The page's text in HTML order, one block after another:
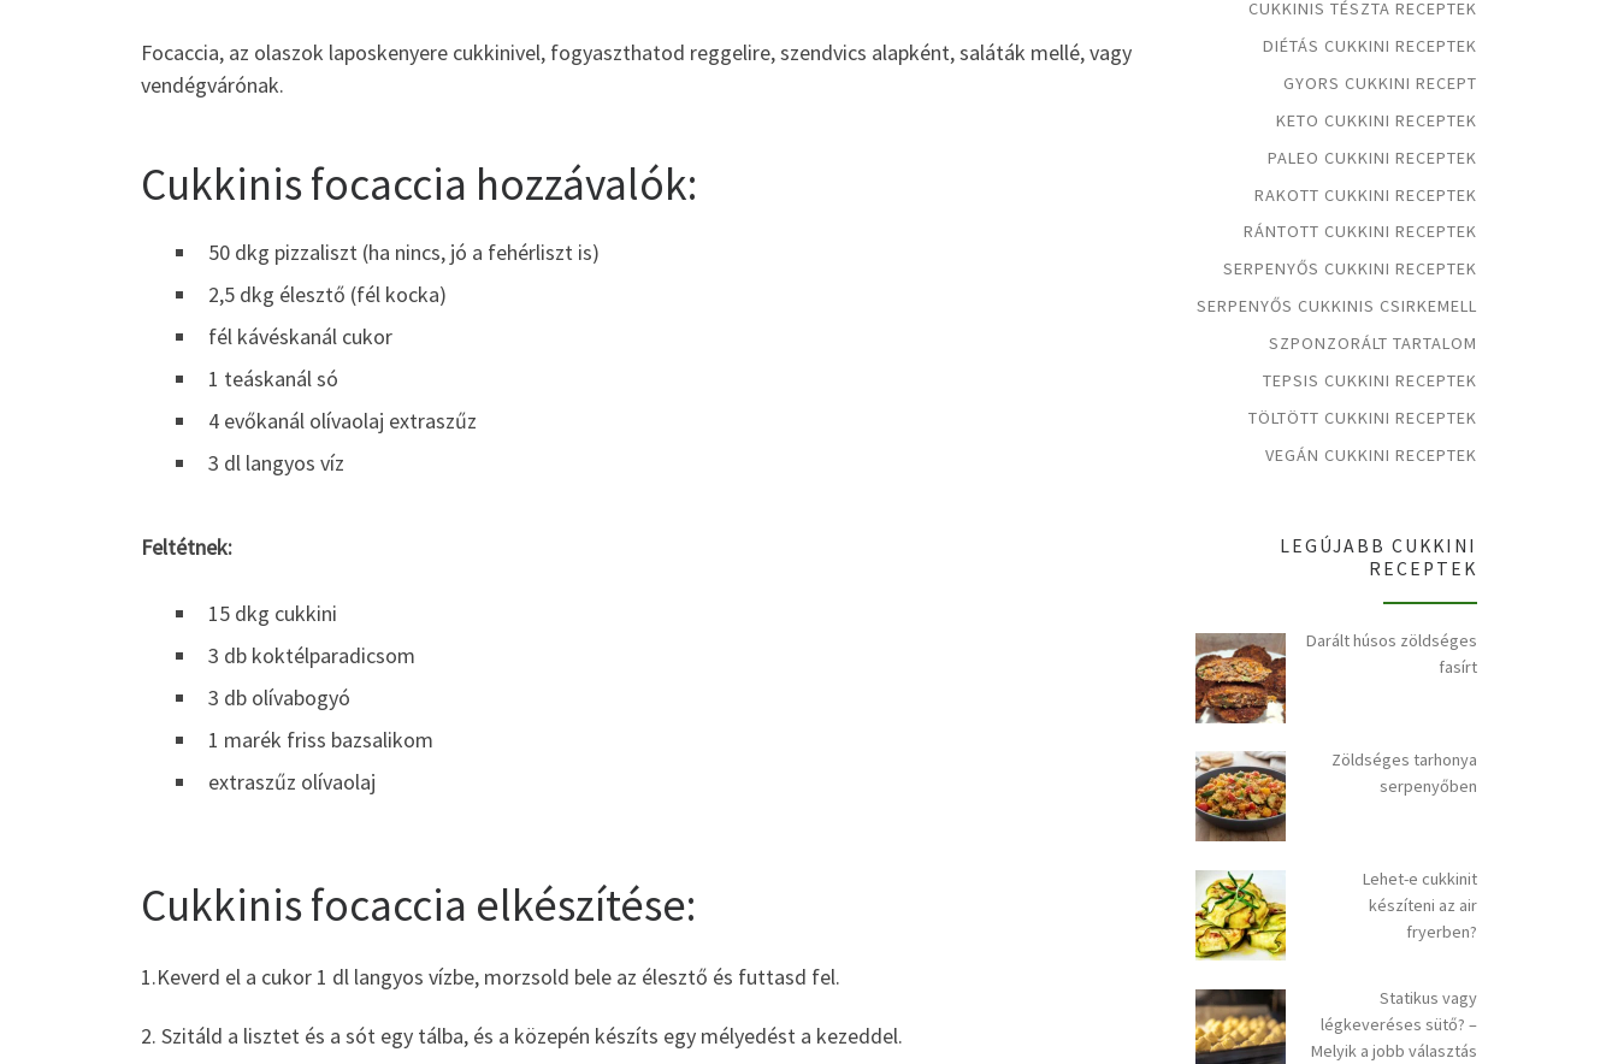
Focaccia, az olaszok laposkenyere cukkinivel, fogyaszthatod reggelire, szendvics alapként, saláták mellé, vagy
vendégvárónak.
Cukkinis focaccia hozzávalók:
50 dkg pizzaliszt (ha nincs, jó a fehérliszt is)
2,5 dkg élesztő (fél kocka)
fél kávéskanál cukor
1 teáskanál só
4 evőkanál olívaolaj extraszűz
3 dl langyos víz
Feltétnek:
15 dkg cukkini
3 db koktélparadicsom
3 db olívabogyó
1 marék friss bazsalikom
extraszűz olívaolaj
Cukkinis focaccia elkészítése:
1.Keverd el a cukor 1 dl langyos vízbe, morzsold bele az élesztő és futtasd fel.
2. Szitáld a lisztet és a sót egy tálba, és a közepén készíts egy mélyedést a kezeddel.
CUKKINIS TÉSZTA RECEPTEK
DIÉTÁS CUKKINI RECEPTEK
GYORS CUKKINI RECEPT
KETO CUKKINI RECEPTEK
PALEO CUKKINI RECEPTEK
RAKOTT CUKKINI RECEPTEK
RÁNTOTT CUKKINI RECEPTEK
SERPENYŐS CUKKINI RECEPTEK
SERPENYŐS CUKKINIS CSIRKEMELL
SZPONZORÁLT TARTALOM
TEPSIS CUKKINI RECEPTEK
TÖLTÖTT CUKKINI RECEPTEK
VEGÁN CUKKINI RECEPTEK
LEGÚJABB CUKKINI
RECEPTEK
Darált húsos zöldséges
fasírt
Zöldséges tarhonya
serpenyőben
Lehet-e cukkinit
készíteni az air
fryerben?
Statikus vagy
légkeveréses sütő? –
Melyik a jobb választás